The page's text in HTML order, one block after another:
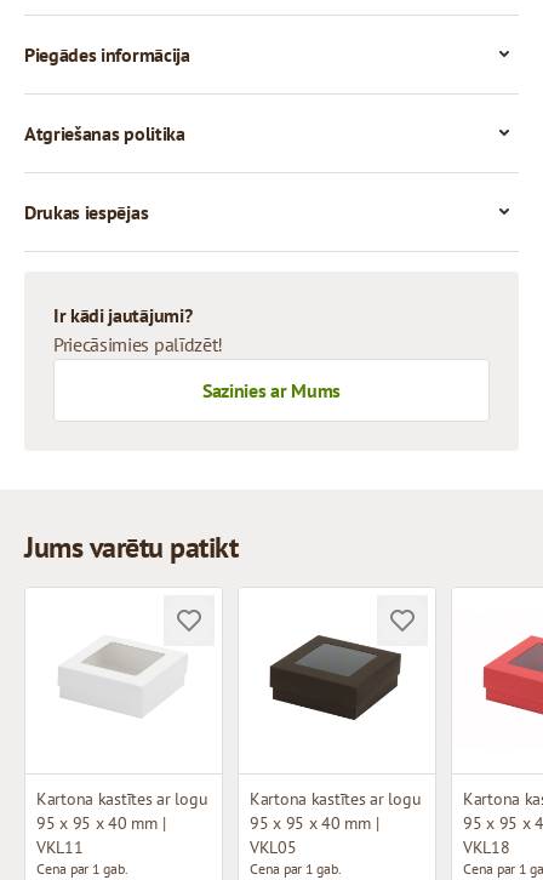
Piegādes informācija
Atgriešanas politika
Drukas iespējas
Ir kādi jautājumi?
Priecāsimies palīdzēt!
Sazinies ar Mums
Jums varētu patikt
Kartona kastītes ar logu
95 x 95 x 40 mm |
VKL11
Cena par 1 gab.
Kartona kastītes ar logu
95 x 95 x 40 mm |
VKL05
Cena par 1 gab.
Kartona
95 x 95 x
VKL18
Cena par 1